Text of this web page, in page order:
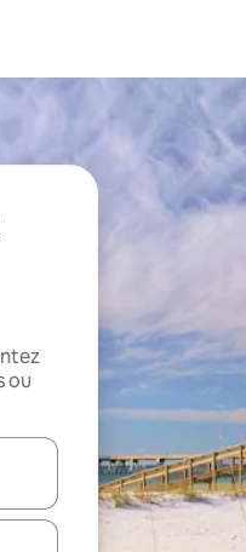
ou
vers le haut et vers le